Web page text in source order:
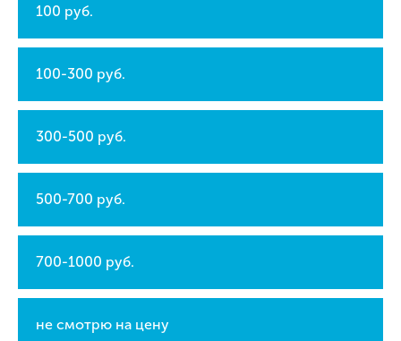
100 руб.
100-300 руб.
300-500 руб.
500-700 руб.
700-1000 руб.
не смотрю на цену